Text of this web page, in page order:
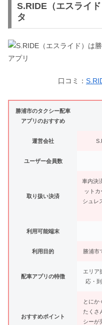
S.RIDE（エスライ
タ
口コミ：
勝浦市のタクシー配車
アプリのおすすめ
運営会社
ユーザー会員数
取り扱い決済
車内決
ット
シュレ
利用可能端末
利用目的 勝浦市
配車アプリの特徴
エリア
応・
おすすめポイント
とにか
たくさ
シーが